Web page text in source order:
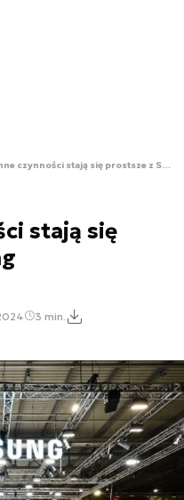
Codzienne czynności stają się prostsze z Samsung
stają się
3 min.